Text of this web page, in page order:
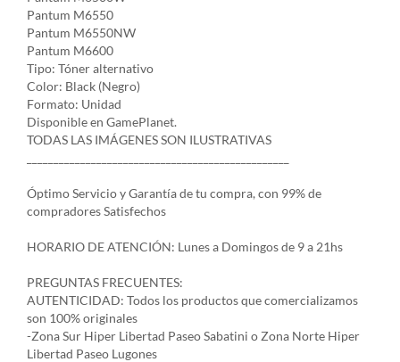
Pantum M6550
Pantum M6550NW
Pantum M6600
Tipo: Tóner alternativo
Color: Black (Negro)
Formato: Unidad
Disponible en GamePlanet.
TODAS LAS IMÁGENES SON ILUSTRATIVAS
Óptimo Servicio y Garantía de tu compra, con 99% de
compradores Satisfechos
HORARIO DE ATENCIÓN: Lunes a Domingos de 9 a 21hs
PREGUNTAS FRECUENTES:
AUTENTICIDAD: Todos los productos que comercializamos
son 100% originales
-Zona Sur Hiper Libertad Paseo Sabatini o Zona Norte Hiper
Libertad Paseo Lugones